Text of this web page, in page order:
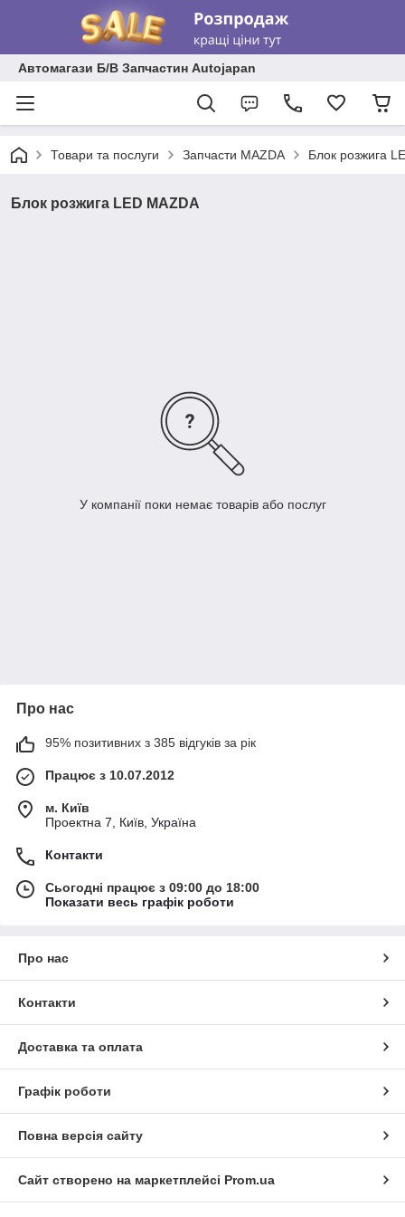
Автомагази Б/В Запчастин Autojapan
Товари та послуги Запчасти MAZDA Блок розжига
Блок розжига LED MAZDA
У компанії поки немає товарів або послуг
Про нас
95% позитивних з 385 відгуків за рік
Працює з 10.07.2012
м. Київ
Проектна 7, Київ, Україна
Контакти
Сьогодні працює з 09:00 до 18:00
Показати весь графік роботи
Про нас
Контакти
Доставка та оплата
Графік роботи
Повна версія сайту
Сайт створено на маркетплейсі Prom.ua